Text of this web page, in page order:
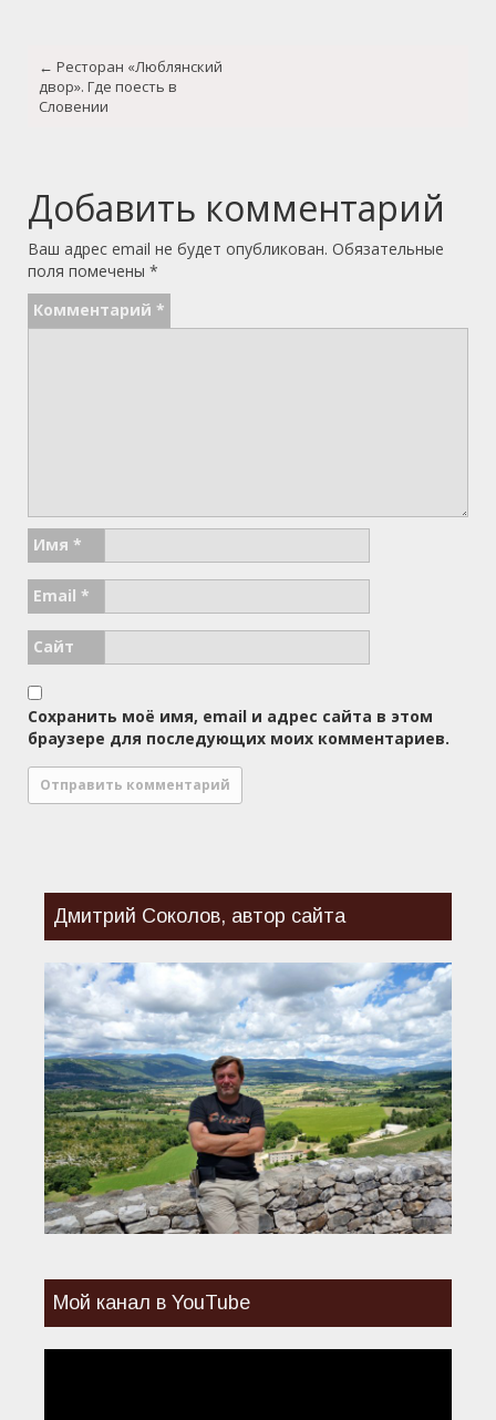
navigation
← Ресторан «Люблянский
двор». Где поесть в
Словении
Добавить комментарий
Ваш адрес email не будет опубликован. Обязательные
поля помечены *
Комментарий *
Имя *
Email *
Сайт
Сохранить моё имя, email и адрес сайта в этом
браузере для последующих моих комментариев.
Дмитрий Соколов, автор сайта
Мой канал в YouTube